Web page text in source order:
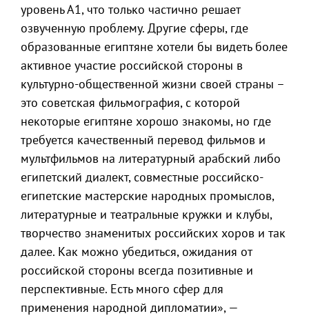
уровень А1, что только частично решает
озвученную проблему. Другие сферы, где
образованные египтяне хотели бы видеть более
активное участие российской стороны в
культурно-общественной жизни своей страны –
это советская фильмография, с которой
некоторые египтяне хорошо знакомы, но где
требуется качественный перевод фильмов и
мультфильмов на литературный арабский либо
египетский диалект, совместные российско-
египетские мастерские народных промыслов,
литературные и театральные кружки и клубы,
творчество знаменитых российских хоров и так
далее. Как можно убедиться, ожидания от
российской стороны всегда позитивные и
перспективные. Есть много сфер для
применения народной дипломатии», —